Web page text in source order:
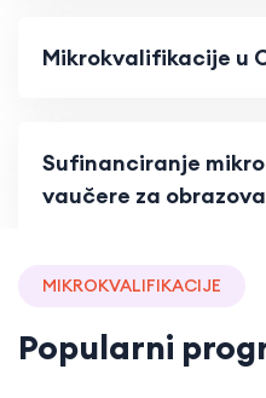
Mikrokvalifikacije u
Sufinanciranje
vaučere za
MIKROKVALIFIKACIJE
Popularni